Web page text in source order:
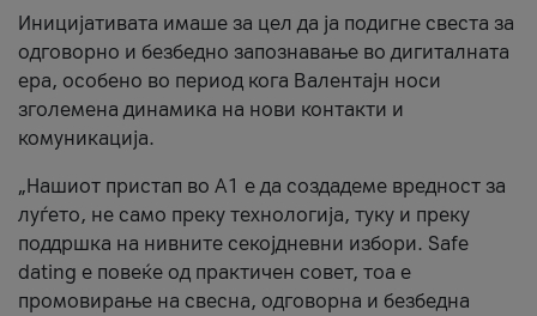
Иницијативата имаше за цел да ја подигне свеста за
одговорно и безбедно запознавање во дигиталната
ера, особено во период кога Валентајн носи
зголемена динамика на нови контакти и
комуникација.
„Нашиот пристап во А1 е да создадеме вредност за
луѓето, не само преку технологија, туку и преку
поддршка на нивните секојдневни избори. Safe
dating е повеќе од практичен совет, тоа е
промовирање на свесна, одговорна и безбедна